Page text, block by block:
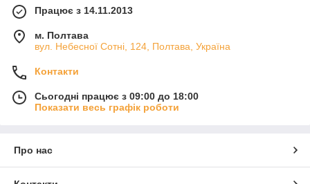
Працює з 14.11.2013
м. Полтава
вул. Небесної Сотні, 124, Полтава, Україна
Контакти
Сьогодні працює з 09:00 до 18:00
Показати весь графік роботи
Про нас